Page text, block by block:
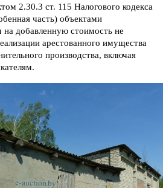
2.30.3 ст. 115 Налогового кодекса
часть) объектами
на добавленную стоимость не
арестованного имущества
производства, включая